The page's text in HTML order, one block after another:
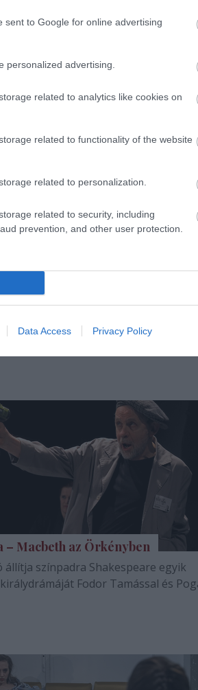
sent to Google for online advertising
personalized advertising.
related to analytics like cookies on
related to functionality of the website
related to personalization.
related to security, including
prevention, and other user protection.
Data Access Privacy Policy
a jó, hogy ott szinte bármi
Végül nem mi találtuk meg a
Török Ákos személyes
Rómeó és Júlia
ez sem egy megszokott Rómeó
– Macbeth az Örkényben
állítja színpadra Shakespeare egyik
Fodor Tamással és